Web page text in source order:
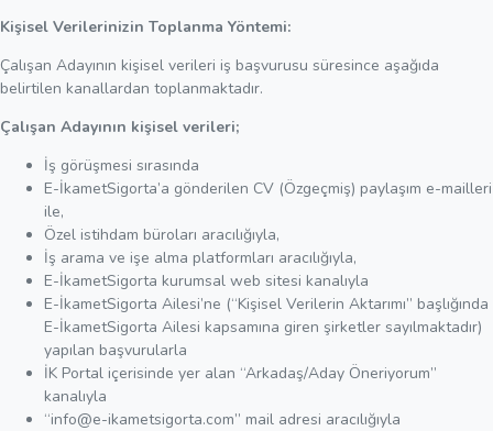
Kişisel Verilerinizin Toplanma Yöntemi:
Çalışan Adayının kişisel verileri iş başvurusu süresince aşağıda
belirtilen kanallardan toplanmaktadır.
Çalışan Adayının kişisel verileri;
İş görüşmesi sırasında
E-İkametSigorta’a gönderilen CV (Özgeçmiş) paylaşım e-mailleri
ile,
Özel istihdam büroları aracılığıyla,
İş arama ve işe alma platformları aracılığıyla,
E-İkametSigorta kurumsal web sitesi kanalıyla
E-İkametSigorta Ailesi’ne (“Kişisel Verilerin Aktarımı” başlığında
E-İkametSigorta Ailesi kapsamına giren şirketler sayılmaktadır)
yapılan başvurularla
İK Portal içerisinde yer alan “Arkadaş/Aday Öneriyorum”
kanalıyla
“info@e-ikametsigorta.com” mail adresi aracılığıyla